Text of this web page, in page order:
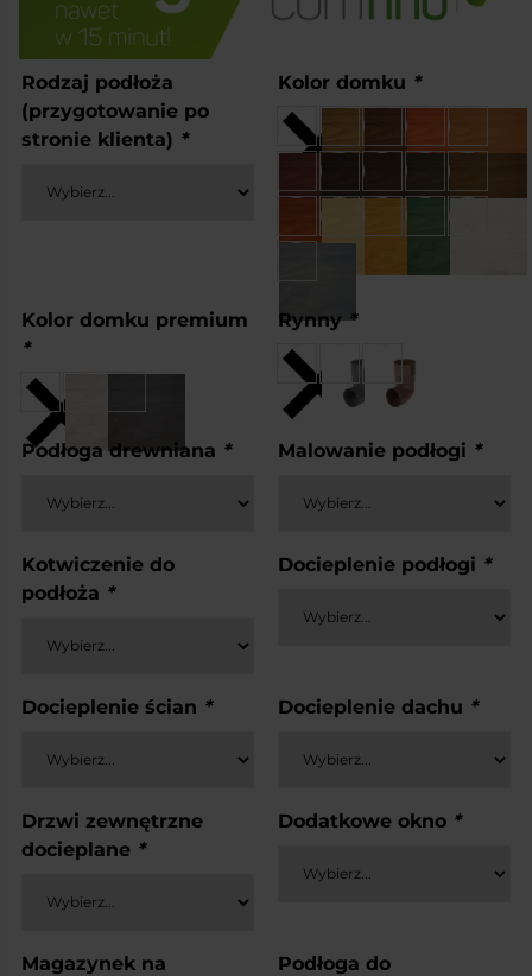
Rodzaj podłoża
(przygotowanie po
stronie klienta) *
Kolor domku *
Kolor domku premium
*
Rynny*
Podłoga drewniana * Malowanie podłogi *
Kotwiczenie do
podłoża *
Docieplenie podłogi *
Docieplenie ścian * Docieplenie dachu *
Drzwi zewnętrzne
docieplane *
Dodatkowe okno *
Magazynek na
Podłoga do